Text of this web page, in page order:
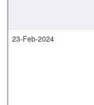
23-Feb-2024